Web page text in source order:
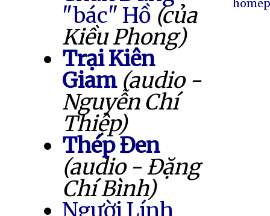
"bác" Hồ (của
Kiều Phong)
Trại Kiên
Giam (audio -
Nguyễn Chí
Thiệp)
Thép Đen
(audio - Đặng
Chí Bình)
Người Lính